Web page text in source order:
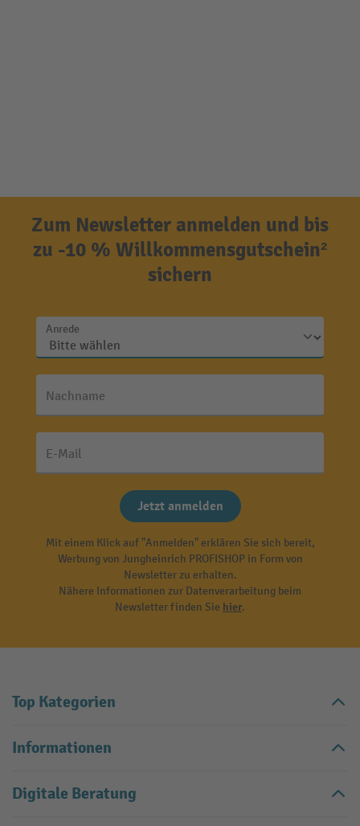
Zum Newsletter anmelden und bis
zu -10 % Willkommensgutschein²
sichern
Anrede
Nachname
E-Mail
Jetzt anmelden
Mit einem Klick auf "Anmelden" erklären Sie sich bereit,
Werbung von Jungheinrich PROFISHOP in Form von
Newsletter zu erhalten.
Nähere Informationen zur Datenverarbeitung beim
Newsletter finden Sie hier.
Top Kategorien
Informationen
Digitale Beratung